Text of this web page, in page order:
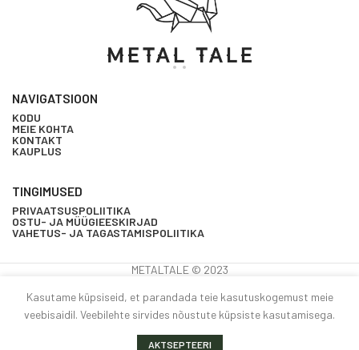
NAVIGATSIOON
KODU
MEIE KOHTA
KONTAKT
KAUPLUS
TINGIMUSED
PRIVAATSUSPOLIITIKA
OSTU- JA MÜÜGIEESKIRJAD
VAHETUS- JA TAGASTAMISPOLIITIKA
METALTALE © 2023
Kasutame küpsiseid, et parandada teie kasutuskogemust meie
veebisaidil. Veebilehte sirvides nõustute küpsiste kasutamisega.
AKTSEPTEERI
SEART
manuaalne
7
laos
Alternative:
0